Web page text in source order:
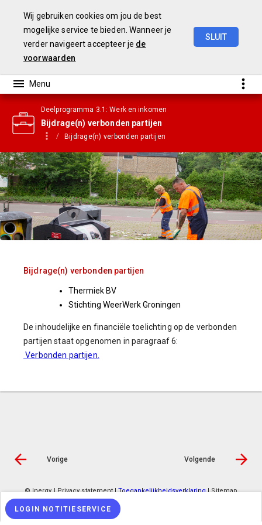
Wij gebruiken cookies om jou de best
mogelijke service te bieden. Wanneer je
verder navigeert accepteer je de
voorwaarden
SLUIT
Deelprogramma 3.1: Werk en inkomen
Bijdrage(n) verbonden partijen
Bijdrage(n) verbonden partijen
Bijdrage(n) verbonden partijen
Thermiek BV
Stichting WeerWerk Groningen
De inhoudelijke en financiële toelichting op de verbonden
partijen staat opgenomen in paragraaf 6:
Verbonden partijen
Vorige Volgende
© Inergy | Privacy statement |Toegankelijkheidsverklaring | Sitemap
LOGIN NOTITIESERVICE